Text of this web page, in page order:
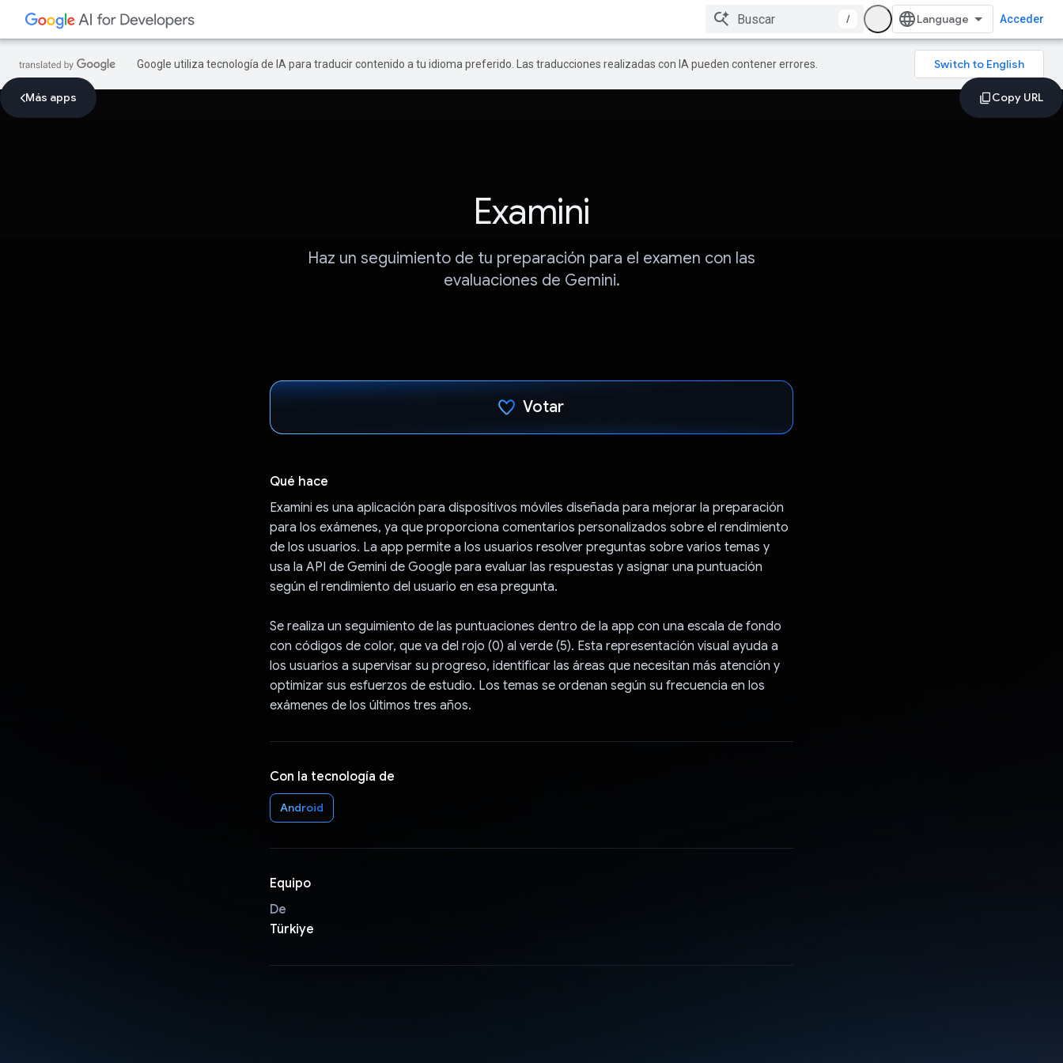
/ Acceder
Google utiliza tecnología de IA para traducir contenido a tu idioma preferido. Las traducciones realizadas con IA pueden contener errores.
Más apps
Examini
Haz un seguimiento de tu preparación para el examen con las
evaluaciones de Gemini.
Votar
Qué hace
Examini es una aplicación para dispositivos móviles diseñada para mejorar la preparación
para los exámenes, ya que proporciona comentarios personalizados sobre el rendimiento
de los usuarios. La app permite a los usuarios resolver preguntas sobre varios temas y
usa la API de Gemini de Google para evaluar las respuestas y asignar una puntuación
según el rendimiento del usuario en esa pregunta.
Se realiza un seguimiento de las puntuaciones dentro de la app con una escala de fondo
con códigos de color, que va del rojo (0) al verde (5). Esta representación visual ayuda a
los usuarios a supervisar su progreso, identificar las áreas que necesitan más atención y
optimizar sus esfuerzos de estudio. Los temas se ordenan según su frecuencia en los
exámenes de los últimos tres años.
Con la tecnología de
Android
Equipo
De
Türkiye